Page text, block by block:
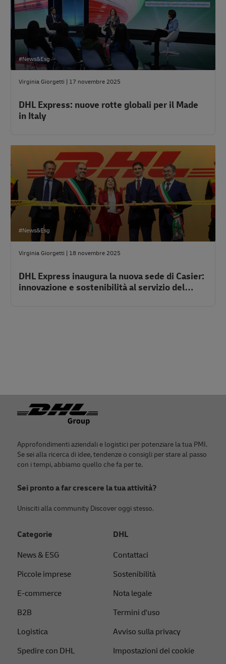
DHL Express: nuove rotte globali per il Made
in Italy
#News&Esg
Virginia Giorgetti | 17 novembre 2025
DHL Express inaugura la nuova sede di Casier:
innovazione e sostenibilità al servizio del
#News&Esg
Virginia Giorgetti | 18 novembre 2025
Piè di pagina
Approfondimenti aziendali e logistici per potenziare la tua PMI.
Se sei alla ricerca di idee, tendenze o consigli per stare al passo
con i tempi, abbiamo quello che fa per te.
Sei pronto a far crescere la tua attività?
Unisciti alla community Discover oggi stesso.
Categorie
News & ESG
Piccole imprese
E-commerce
B2B
Logistica
Spedire con DHL
DHL
Contattaci
Sostenibilità
Nota legale
Termini d'uso
Avviso sulla privacy
Impostazioni dei cookie